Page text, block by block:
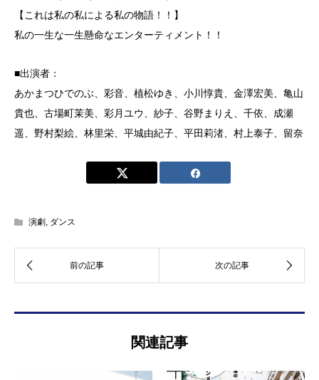
【これは私の私による私の物語！！】
私の一生な一生懸命なエンターティメント！！
■出演者：
あかまつひでのぶ、彩音、植松ゆき、小川惇貴、金澤宏美、亀山
貴也、古場町茉美、彩月ユウ、紗子、谷野まりえ、千依、成瀬
遥、野村梨絵、林里栄、平城由紀子、平田莉渚、村上泰子、留奈
演劇 ダンス
関連記事